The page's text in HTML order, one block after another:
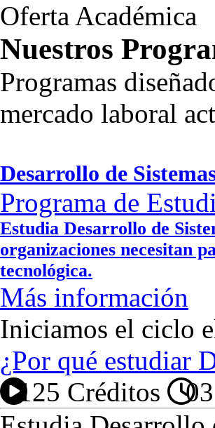
Oferta Académica
Nuestros
Programas
mercado laboral
Desarrollo de
Programa de
Estudia Desarrollo de
organizaciones necesitan
tecnológica.
Más información
Iniciamos el ciclo
¿Por qué estudiar
125 Créditos